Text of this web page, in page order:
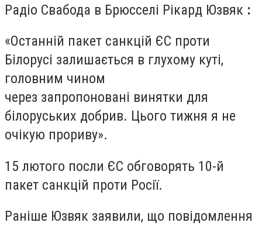
Радіо Свабода в Брюсселі Рікард Юзвяк :
«Останній пакет санкцій ЄС проти
Білорусі залишається в глухому куті,
головним чином
через запропоновані винятки для
білоруських добрив. Цього тижня я не
очікую прориву».
15 лютого посли ЄС обговорять 10-й
пакет санкцій проти Росії.
Раніше Юзвяк заявили, що повідомлення